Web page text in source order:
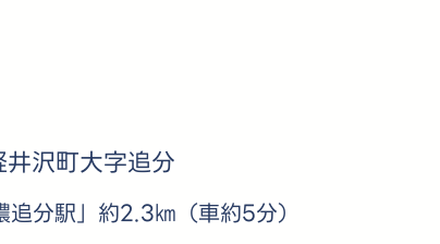
沢町大字追分
分駅」約2.3㎞（車約5分）